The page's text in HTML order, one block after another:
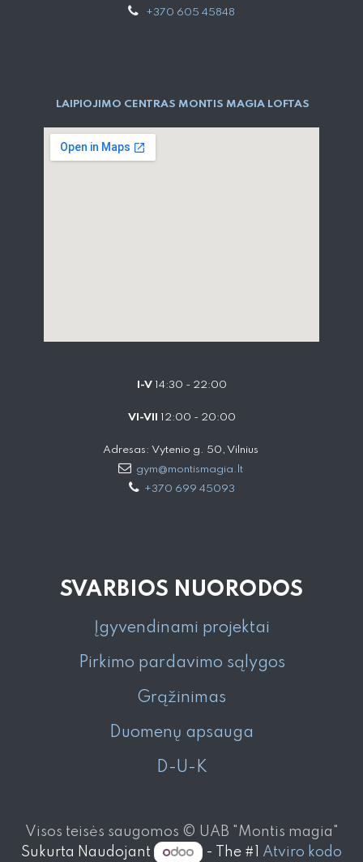
+370 605 45848
LAIPIOJIMO CENTRAS MONTIS MAGIA LOFTAS
I-V14:30 - 22:00
VI-VII 12:00 - 20:00
Adresas: Vytenio g. 50, Vilnius
gym@montismagia.lt
+370 699 45093
SVARBIOS NUORODOS
Įgyvendinami projektai
Pirkimo pardavimo sąlygos
Grąžinimas
Duomenų apsauga
D-U-K
Visos teisės saugomos © UAB "Montis magia"
Sukurta Naudojant
- The #1 Atviro kodo